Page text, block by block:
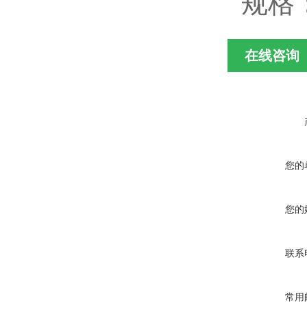
在线咨询
您的
您的
联系
常用